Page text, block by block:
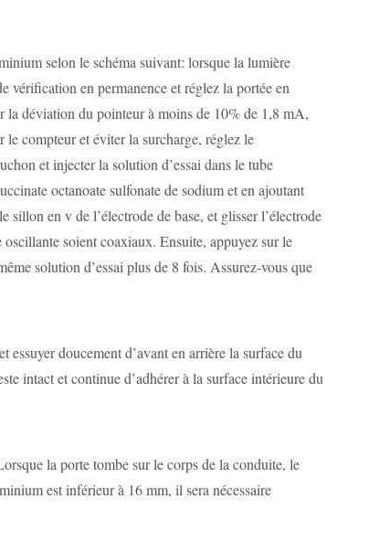
selon le schéma suivant: lorsque la lumière
en permanence et réglez la portée en
la déviation du pointeur à moins de 10% de 1,8 mA,
le compteur et éviter la surcharge, réglez le
et injecter la solution d’essai dans le tube
octanoate sulfonate de sodium et en ajoutant
en v de l’électrode de base, et glisser l’électrode
soient coaxiaux. Ensuite, appuyez sur le
solution d’essai plus de 8 fois. Assurez-vous que
doucement d’avant en arrière la surface du
intact et continue d’adhérer à la surface intérieure du
la porte tombe sur le corps de la conduite, le
est inférieur à 16 mm, il sera nécessaire